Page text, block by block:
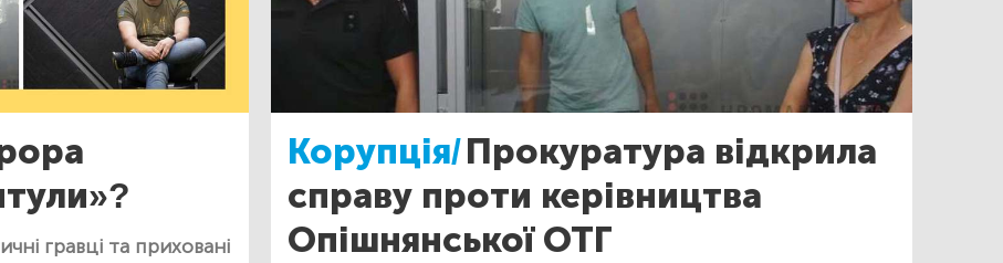
гравці та приховані
Корупція/Прокуратура відкрила
справу проти керівництва
Опішнянської ОТГ